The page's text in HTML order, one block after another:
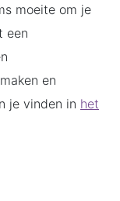
moeite om je
een
en
je vinden in het